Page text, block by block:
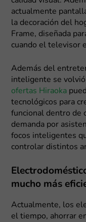
actualmente
la decoración del
Frame, diseñada
cuando el televisor
Además del
inteligente se volvió
ofertas Hiraoka
tecnológicos para
funcional dentro de
demanda por
focos inteligentes
controlar distintos
mucho más
Actualmente, los
el tiempo, ahorrar